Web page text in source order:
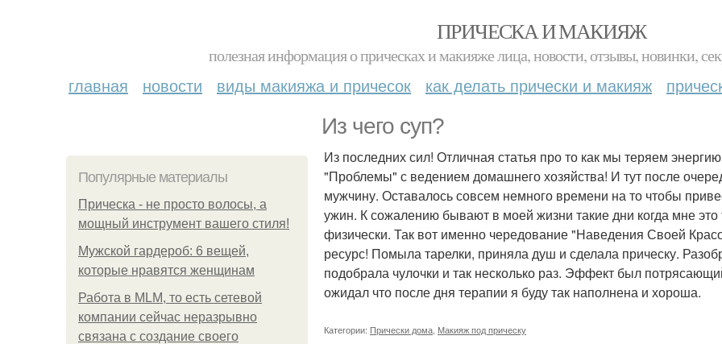
ПРИЧЕСКА И МАКИЯЖ
полезная информация о прическах и макияже лица, новости, отзывы, новинки,
главная новости виды макияжа и причесок как делать прически и макияж
Из чего суп?
Популярные материалы
Прическа - не просто волосы, а
мощный инструмент вашего стиля!
Мужской гардероб: 6 вещей,
которые нравятся женщинам
Работа в MLM, то есть сетевой
компании сейчас неразрывно
связана с создание своего
Из последних сил! Отличная статья про то как мы теряем
"Проблемы" с ведением домашнего хозяйства! И тут после
мужчину. Оставалось совсем немного времени на то чтобы
ужин. К сожалению бывают в моей жизни такие дни когда мне это
физически. Так вот именно чередование "Наведения Своей
ресурс! Помыла тарелки, приняла душ и сделала прическу.
подобрала чулочки и так несколько раз. Эффект был
ожидал что после дня терапии я буду так наполнена и хороша.
Категории: Прически дома Макияж под прическу